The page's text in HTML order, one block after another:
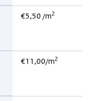
€5,50 /m2
€11,00/m2